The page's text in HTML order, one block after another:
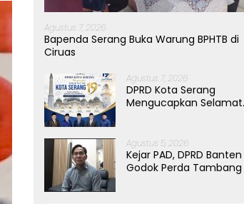
Agustus 7, 2026
Bapenda Serang Buka Warung BPHTB di
Ciruas
Agustus 7, 2026
DPRD Kota Serang
Mengucapkan Selamat
Agustus 5, 2026
Kejar PAD, DPRD Banten
Godok Perda Tambang